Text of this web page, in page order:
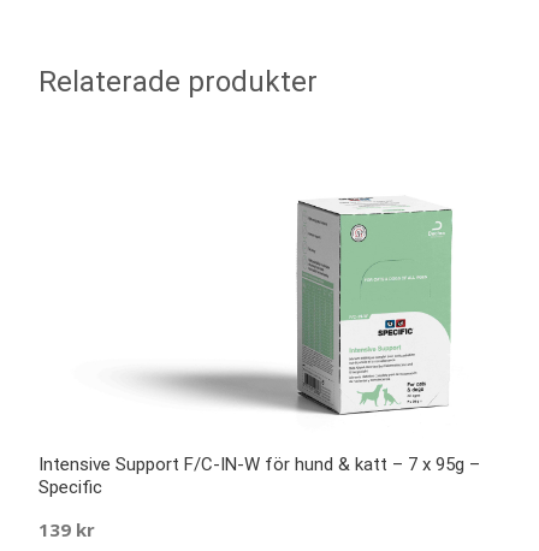
Relaterade produkter
Intensive Support F/C-IN-W för hund & katt – 7 x 95g –
Specific
139 kr